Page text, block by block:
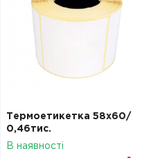
Термоетикетка 58х60/
0,46тис.
В наявності